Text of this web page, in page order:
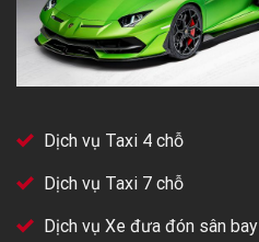
Dịch vụ Taxi 4 chỗ
Dịch vụ Taxi 7 chỗ
Dịch vụ Xe đưa đón sân bay